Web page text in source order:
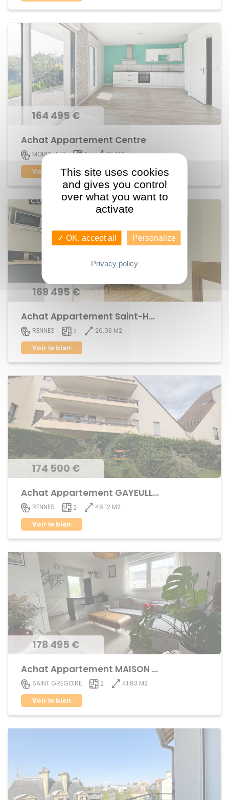
164 495 €
Achat Appartement Centre
MORDELLES 2
45 M2
Voir le bien
169 495 €
Achat Appartement Saint-Helier
RENNES 2
26.03 M2
Voir le bien
174 500 €
Achat Appartement GAYEULLES
RENNES 2
46.12 M2
Voir le bien
178 495 €
Achat Appartement MAISON BLANCHE
SAINT GREGOIRE 2
41.83 M2
Voir le bien
This site uses cookies
and gives you control
over what you want to
activate
✓ OK, accept all Personalize
Privacy policy